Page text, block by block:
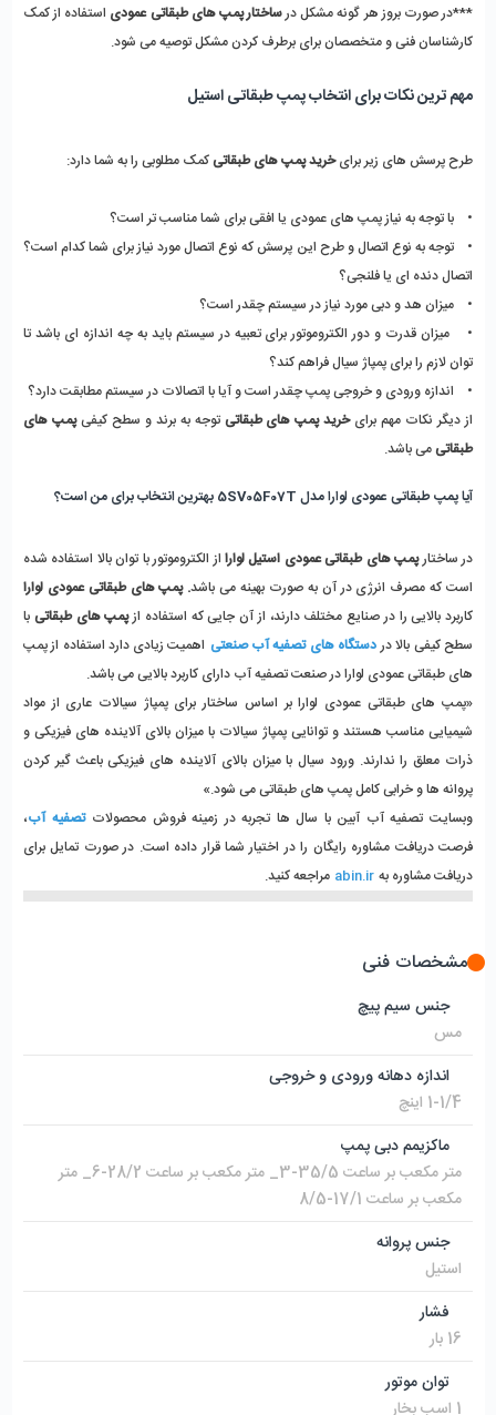
***در صورت بروز هر گونه مشکل در ساختار پمپ های طبقاتی عمودی
کارشناسان فنی و متخصصان برای برطرف کردن مشکل توصیه می شود.
مهم ترین نکات برای انتخاب پمپ طبقاتی استیل
طرح پرسش های زیر برای خرید پمپ های طبقاتی کمک مطلوبی را به شما دارد:
•    با توجه به نیاز پمپ های عمودی یا افقی برای شما مناسب تر است؟
اتصال دنده ای یا فلنجی؟
•    میزان هد و دبی مورد نیاز در سیستم چقدر است؟
توان لازم را برای پمپاژ سیال فراهم کند؟
•    اندازه ورودی و خروجی پمپ چقدر است و آیا با اتصالات در سیستم مطابقت دارد؟
از دیگر نکات مهم برای خرید پمپ های طبقاتی توجه به برند و سطح کیفی
طبقاتی می باشد.
آیا پمپ طبقاتی عمودی لوارا مدل 5SV05F07T بهترین انتخاب برای من است؟
در ساختار پمپ های طبقاتی عمودی استیل لوارا
است که مصرف انرژی در آن به صورت بهینه می باشد. پمپ های طبقاتی عمودی لوارا
کاربرد بالایی را در صنایع مختلف دارند، از آن جایی که استفاده از پمپ های طبقاتی
سطح کیفی بالا در دستگاه های تصفیه آب صنعتی
های طبقاتی عمودی لوارا در صنعت تصفیه آب دارای کاربرد بالایی می باشد.
پروانه ها و خرابی کامل پمپ های طبقاتی می شود.»
وبسایت تصفیه آب آبین با سال ها تجربه در زمینه فروش محصولات تصفیه آب
دریافت مشاوره به abin.ir مراجعه کنید.
مشخصات فنی
جنس سیم پیچ
مس
اندازه دهانه ورودی و خروجی
1-1/4 اینچ
ماکزیمم دبی پمپ
متر مکعب بر ساعت 35/5-3_ متر مکعب بر ساعت 28/2-6_ متر
مکعب بر ساعت 17/1-8/5
جنس پروانه
استیل
فشار
16 بار
توان موتور
1 اسب بخار